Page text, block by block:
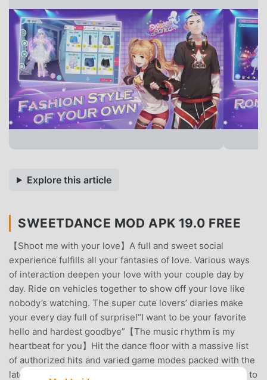
Explore this article
SWEETDANCE MOD APK 19.0 FREE
【Shoot me with your love】A full and sweet social
experience fulfills all your fantasies of love. Various ways
of interaction deepen your love with your couple day by
day. Ride on vehicles together to show off your love like
nobody’s watching. The super cute lovers’ diaries make
your every day full of surprise!“I want to be your favorite
hello and hardest goodbye”【The music rhythm is my
heartbeat for you】Hit the dance floor with a massive list
of authorized hits and varied game modes packed with the
latest dance moves! The original Trail Mode enables you to